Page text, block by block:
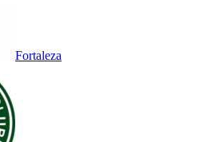
Fortaleza